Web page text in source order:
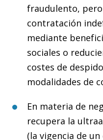
fraudulento,
contratación
mediante
sociales o
costes de
modalidades de
En materia de
recupera la
(la vigencia de